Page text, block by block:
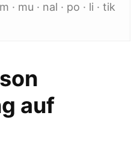
mu · nal · po · li · tik
auf